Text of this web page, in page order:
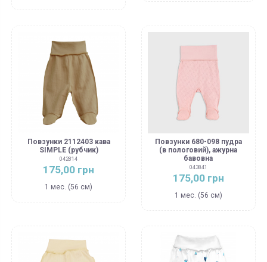
Повзунки 2112403 кава
SIMPLE (рубчик)
042814
175,00 грн
1 мес. (56 см)
Повзунки 680-098 пудра
(в пологовий), ажурна
бавовна
043841
175,00 грн
1 мес. (56 см)